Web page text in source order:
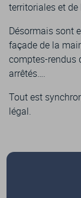
territoriales et
Désormais sont
façade de la
comptes-rendus
arrêtés….
Tout est
légal.